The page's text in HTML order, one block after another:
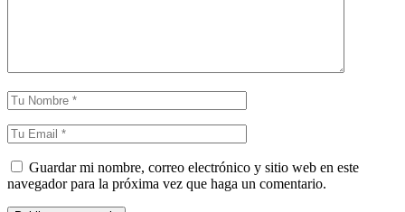
Guardar mi nombre, correo electrónico y sitio web en este
navegador para la próxima vez que haga un comentario.